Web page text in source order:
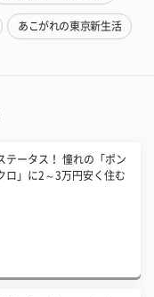
あこがれの東京新生活
テータス！ 憧れの「ポン
ロ」に2～3万円安く住む